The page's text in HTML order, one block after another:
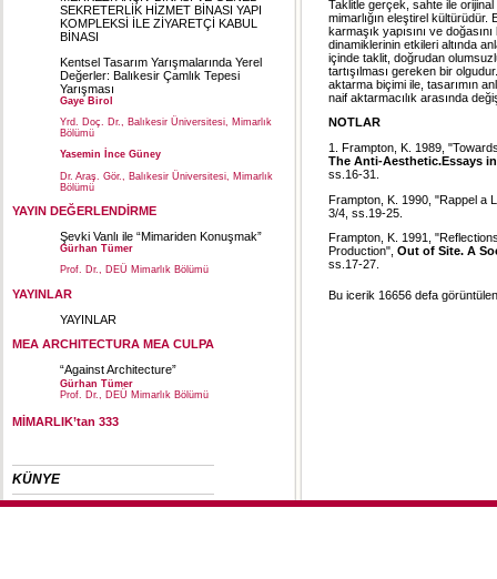
SEKRETERLİK HİZMET BİNASI YAPI
KOMPLEKSİ İLE ZİYARETÇİ KABUL
BİNASI
Kentsel Tasarım Yarışmalarında Yerel
Değerler: Balıkesir Çamlık Tepesi
Yarışması
Gaye Birol
Yrd. Doç. Dr., Balıkesir Üniversitesi, Mimarlık
Bölümü
Yasemin İnce Güney
Dr. Araş. Gör., Balıkesir Üniversitesi, Mimarlık
Bölümü
YAYIN DEĞERLENDİRME
Şevki Vanlı ile “Mimariden Konuşmak”
Gürhan Tümer
Prof. Dr., DEÜ Mimarlık Bölümü
YAYINLAR
YAYINLAR
MEA ARCHITECTURA MEA CULPA
“Against Architecture”
Gürhan Tümer
Prof. Dr., DEÜ Mimarlık Bölümü
MİMARLIK’tan 333
KÜNYE
Taklitle gerçek, sahte ile orijinal
mimarlığın eleştirel kültürüdür.
karmaşık yapısını ve
dinamiklerinin etkileri altında
içinde taklit, doğrudan
tartışılması gereken bir
aktarma biçimi ile, tasarımın
naif aktarmacılık arasında
NOTLAR
1. Frampton, K. 1989,
The Anti-Aesthetic.Essays
ss.16-31.
Frampton, K. 1990, "Rappel a
3/4, ss.19-25.
Frampton, K. 1991,
Production", Out of Site. A
ss.17-27.
Bu icerik 16656 defa